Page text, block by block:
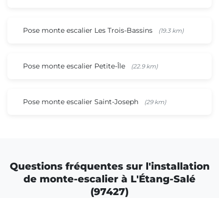
Pose monte escalier Les Trois-Bassins (19.3 km)
Pose monte escalier Petite-Île (22.9 km)
Pose monte escalier Saint-Joseph (29 km)
Questions fréquentes sur l'installation
de monte-escalier à L'Étang-Salé
(97427)